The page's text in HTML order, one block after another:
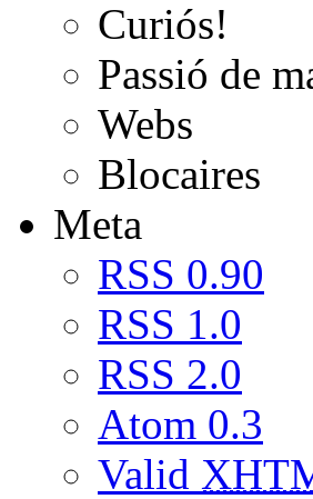
Curiós!
Passió de
Webs
Blocaires
Meta
RSS 0.90
RSS 1.0
RSS 2.0
Atom 0.3
Valid